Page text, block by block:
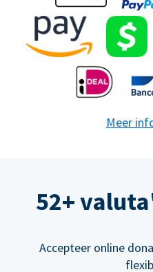
Meer
52+
Accepteer online